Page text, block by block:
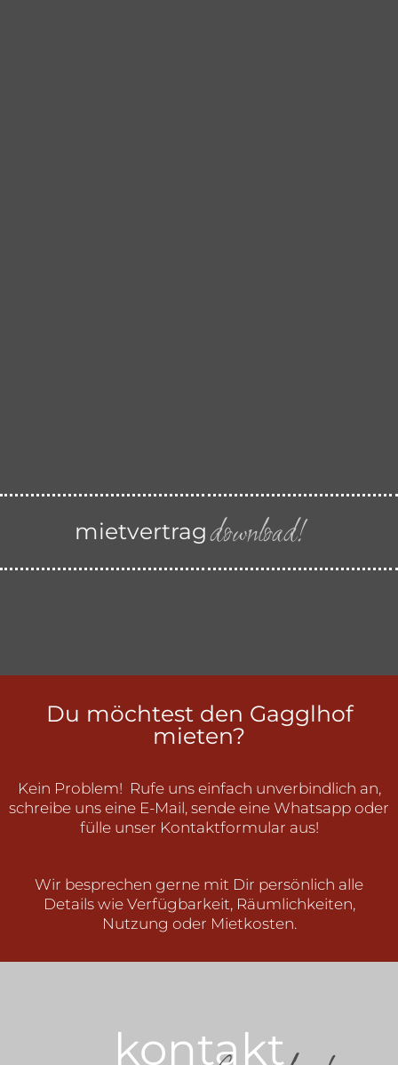
mietvertrag download!
Du möchtest den Gagglhof
mieten?
Kein Problem! Rufe uns einfach unverbindlich an,
schreibe uns eine E-Mail, sende eine Whatsapp oder
fülle unser Kontaktformular aus!
Wir besprechen gerne mit Dir persönlich alle
Details wie Verfügbarkeit, Räumlichkeiten,
Nutzung oder Mietkosten.
kontakt